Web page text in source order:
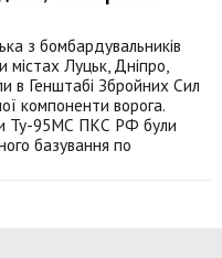
з бомбардувальників
містах Луцьк, Дніпро,
в Генштабі Збройних Сил
компоненти ворога.
Ту-95МС ПКС РФ були
базування по